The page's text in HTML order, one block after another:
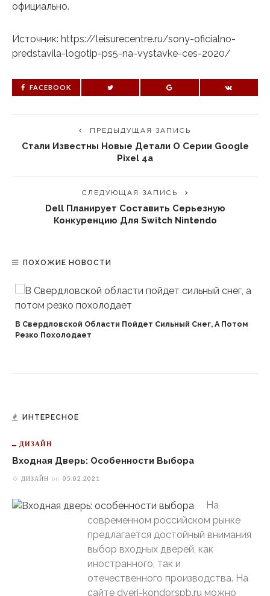
официально.
Источник: https://leisurecentre.ru/sony-oficialno-
predstavila-logotip-ps5-na-vystavke-ces-2020/
FACEBOOK
ПРЕДЫДУЩАЯ ЗАПИСЬ
Стали Известны Новые Детали О Серии Google
Pixel 4a
СЛЕДУЮЩАЯ ЗАПИСЬ
Dell Планирует Составить Серьезную
Конкуренцию Для Switch Nintendo
ПОХОЖИЕ НОВОСТИ
В Свердловской Области Пойдет Сильный Снег, А Потом
Резко Похолодает
ИНТЕРЕСНОЕ
ДИЗАЙН
Входная Дверь: Особенности Выбора
ДИЗАЙН on 05.02.2021
На
современном российском рынке
предлагается достойный внимания
выбор входных дверей, как
иностранного, так и
отечественного производства. На
сайте dveri-kondor.spb.ru можно